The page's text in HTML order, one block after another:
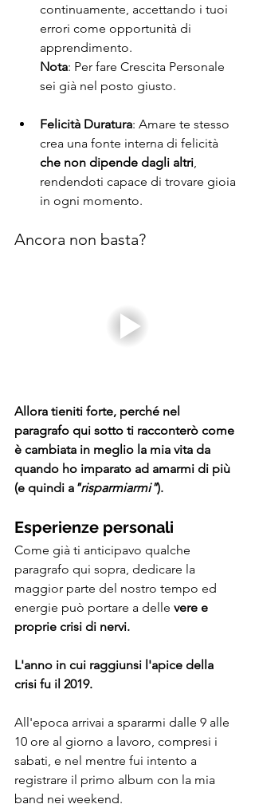
continuamente, accettando i tuoi
errori come opportunità di
apprendimento.
Nota: Per fare Crescita Personale
sei già nel posto giusto.
Felicità Duratura: Amare te stesso
crea una fonte interna di felicità
che non dipende dagli altri
rendendoti capace di trovare gioia
in ogni momento.
Ancora non basta?
Allora tieniti forte, perché nel
paragrafo qui sotto ti racconterò come
è cambiata in meglio la mia vita da
quando ho imparato ad amarmi di più
(e quindi a "risparmiarmi").
Esperienze personali
Come già ti anticipavo qualche
paragrafo qui sopra, dedicare la
maggior parte del nostro tempo ed
energie può portare a delle vere e
proprie crisi di nervi.
L'anno in cui raggiunsi l'apice della
crisi fu il 2019.
All'epoca arrivai a spararmi dalle 9 alle
10 ore al giorno a lavoro, compresi i
sabati, e nel mentre fui intento a
registrare il primo album con la mia
band nei weekend.